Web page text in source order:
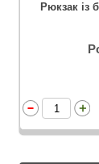
Рюкзак із